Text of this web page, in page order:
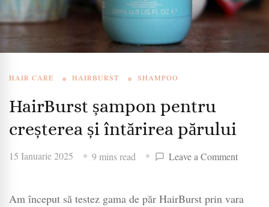
HAIR CARE HAIRBURST SHAMPOO
HairBurst șampon pentru
creșterea și întărirea părului
15 Ianuarie 2025 9 mins read Leave a Commenton
pentru
Am început să testez gama de păr HairBurst prin vara